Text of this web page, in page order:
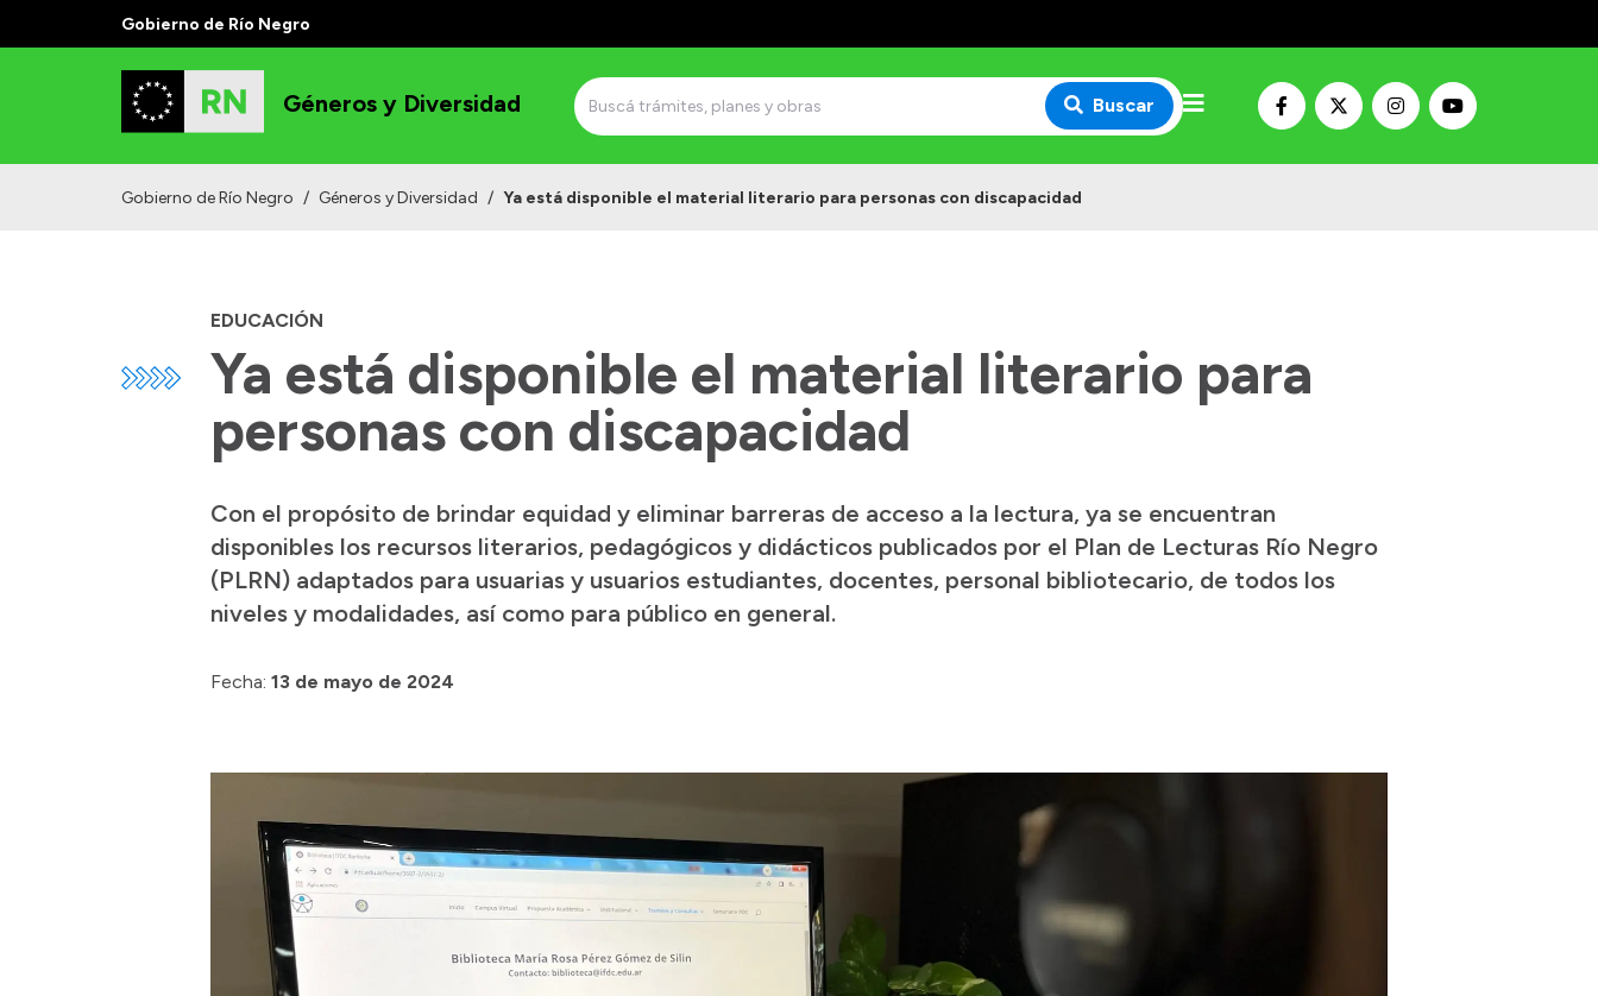
Gobierno de Río Negro
Géneros y Diversidad Buscar
Gobierno de Río Negro / Géneros y Diversidad / Ya está disponible el material literario para personas con discapacidad
EDUCACIÓN
Ya está disponible el material literario para
personas con discapacidad
Con el propósito de brindar equidad y eliminar barreras de acceso a la lectura, ya se encuentran
disponibles los recursos literarios, pedagógicos y didácticos publicados por el Plan de Lecturas Río Negro
(PLRN) adaptados para usuarias y usuarios estudiantes, docentes, personal bibliotecario, de todos los
niveles y modalidades, así como para público en general.
Fecha: 13 de mayo de 2024